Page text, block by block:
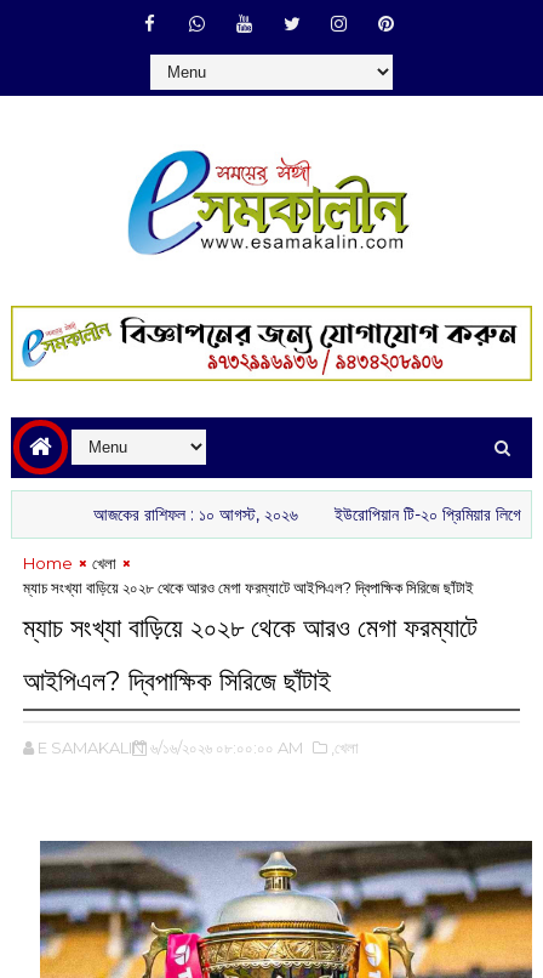
আজকের রাশিফল :‌ ‌‌১০ আগস্ট, ২০২৬ ইউরোপিয়ান টি-২০ প্রিমিয়ার লিগে ‘মার্কি’
Home
খেলা
ম্যাচ সংখ্যা বাড়িয়ে ২০২৮ থেকে আরও মেগা ফরম্যাটে আইপিএল? দ্বিপাক্ষিক সিরিজে ছাঁটাই
ম্যাচ সংখ্যা বাড়িয়ে ২০২৮ থেকে আরও মেগা ফরম্যাটে
আইপিএল? দ্বিপাক্ষিক সিরিজে ছাঁটাই
E SAMAKALIN ৬/১৬/২০২৬ ০৮:০০:০০ AM ,খেলা